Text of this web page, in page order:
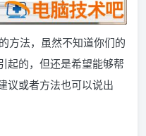
方法，虽然不知道你们的
起的，但还是希望能够帮
议或者方法也可以说出